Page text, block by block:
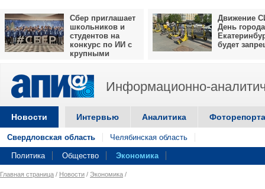
Сбер приглашает
школьников и
студентов на
конкурс по ИИ с
крупными
Движение
День города
будет
Информационно-
Новости Интервью Аналитика
Свердловская область Челябинская область
Политика Общество Экономика
Главная страница / Новости / Экономика /